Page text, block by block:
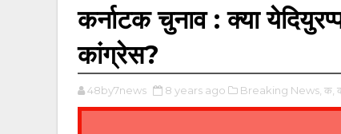
कर्नाटक चुनाव : क्या
कांग्रेस?
48by7news 8 years ago Breaking News, क,